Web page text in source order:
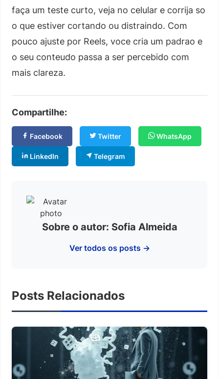
faça um teste curto, veja no celular e corrija so
o que estiver cortando ou distraindo. Com
pouco ajuste por Reels, voce cria um padrao e
o seu conteudo passa a ser percebido com
mais clareza.
Compartilhe:
Facebook Twitter WhatsApp
LinkedIn Telegram
Sobre o autor: Sofia Almeida
Ver todos os posts →
Posts Relacionados